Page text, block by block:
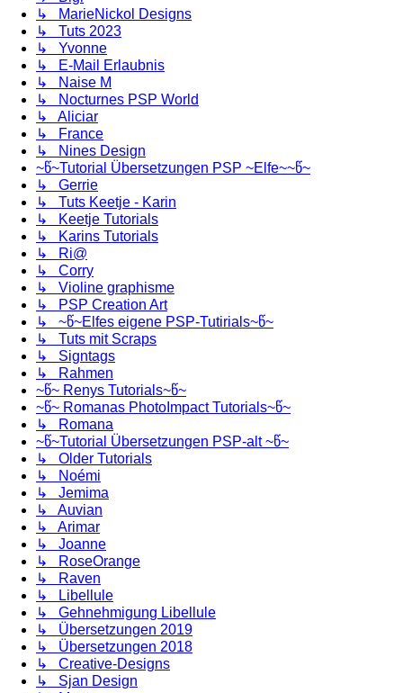
↳ MarieNickol Designs
↳ Tuts 2023
↳ Yvonne
↳ E-Mail Erlaubnis
↳ Naise M
↳ Nocturnes PSP World
↳ Aliciar
↳ France
↳ Nines Design
~წ~Tutorial Übersetzungen PSP ~Elfe~~წ~
↳ Gerrie
↳ Tuts Keetje - Karin
↳ Keetje Tutorials
↳ Karins Tutorials
↳ Ri@
↳ Corry
↳ Violine graphisme
↳ PSP Creation Art
↳ ~წ~Elfes eigene PSP-Tutirials~წ~
↳ Tuts mit Scraps
↳ Signtags
↳ Rahmen
~წ~ Renys Tutorials~წ~
~წ~ Romanas PhotoImpact Tutorials~წ~
↳ Romana
~წ~Tutorial Übersetzungen PSP-alt ~წ~
↳ Older Tutorials
↳ Noémi
↳ Jemima
↳ Auvian
↳ Arimar
↳ Joanne
↳ RoseOrange
↳ Raven
↳ Libellule
↳ Gehnehmigung Libellule
↳ Übersetzungen 2019
↳ Übersetzungen 2018
↳ Creative-Designs
↳ Sjan Design